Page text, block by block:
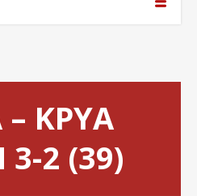
ΚΡΥΑ
2 (39)